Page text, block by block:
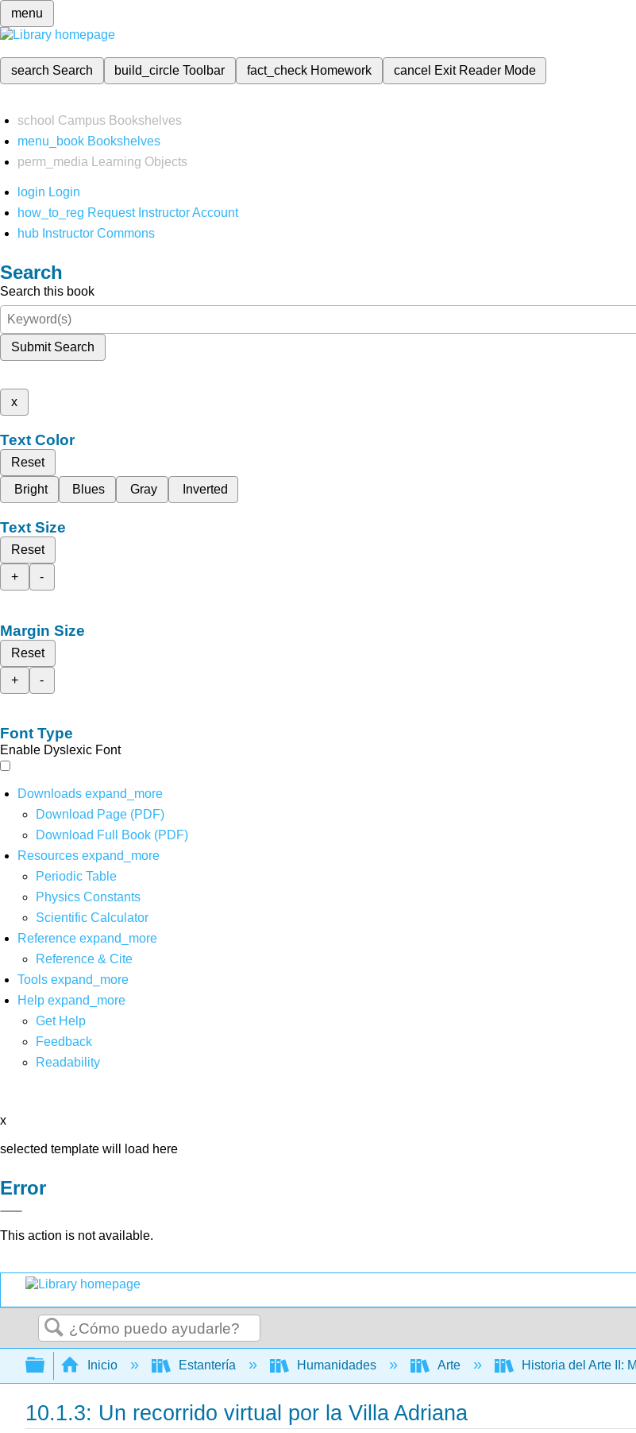
menu
search Search build_circleToolbar fact_check Homework cancel Exit Reader Mode
school Campus Bookshelves
menu_book Bookshelves
perm_media
Learning Objects
login Login
how_to_reg Request Instructor Account
hub Instructor Commons
Search
Search this book
Submit Search
x
Text Color
Reset
Bright
Blues Gray Inverted
Text Size
Reset
+
-
Margin Size
Reset
+
-
Font Type
Enable Dyslexic Font
Downloads expand_more
Download Page (PDF)
Download Full Book (PDF)
Resources expand_more
Periodic Table
Physics Constants
Scientific Calculator
Reference expand_more
Reference & Cite
Tools expand_more
Help expand_more
Get Help
Feedback
Readability
x
selected template will load here
Error
This action is not available.
Buscar
Expandir/contraer jerarquía global
Inicio Estantería Humanidades Arte Historia del Arte II:
10.1.3: Un recorrido virtual por la Villa Adriana